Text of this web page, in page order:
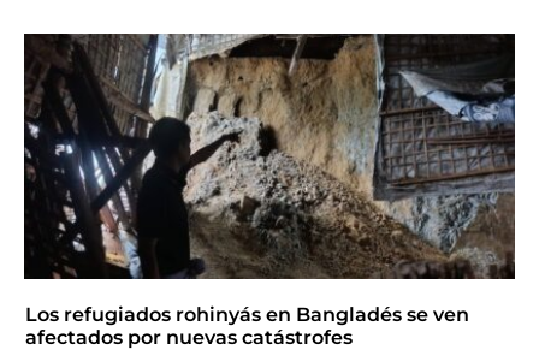
Los refugiados rohinyás en Bangladés se ven
afectados por nuevas catástrofes